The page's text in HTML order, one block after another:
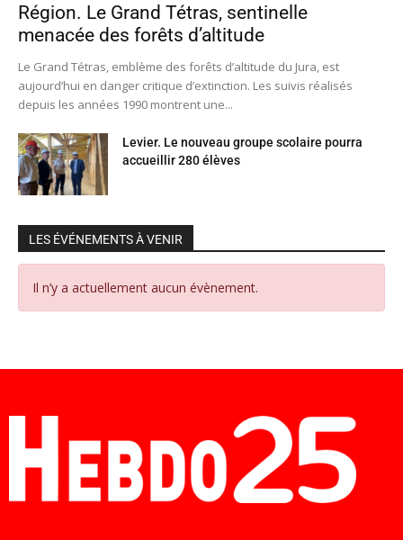
Région. Le Grand Tétras, sentinelle
menacée des forêts d’altitude
Le Grand Tétras, emblème des forêts d’altitude du Jura, est
aujourd’hui en danger critique d’extinction. Les suivis réalisés
depuis les années 1990 montrent une...
Levier. Le nouveau groupe scolaire pourra
accueillir 280 élèves
LES ÉVÉNEMENTS À VENIR
Il n’y a actuellement aucun évènement.